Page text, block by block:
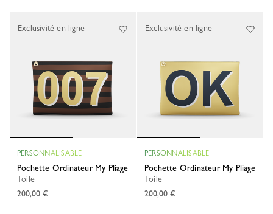
PERSONNALISABLE
Pochette Ordinateur My Pliage
Toile
200,00 €
Exclusivité en ligne
PERSONNALISABLE
Pochette Ordinateur My Pliage
Toile
200,00 €
Exclusivité en ligne